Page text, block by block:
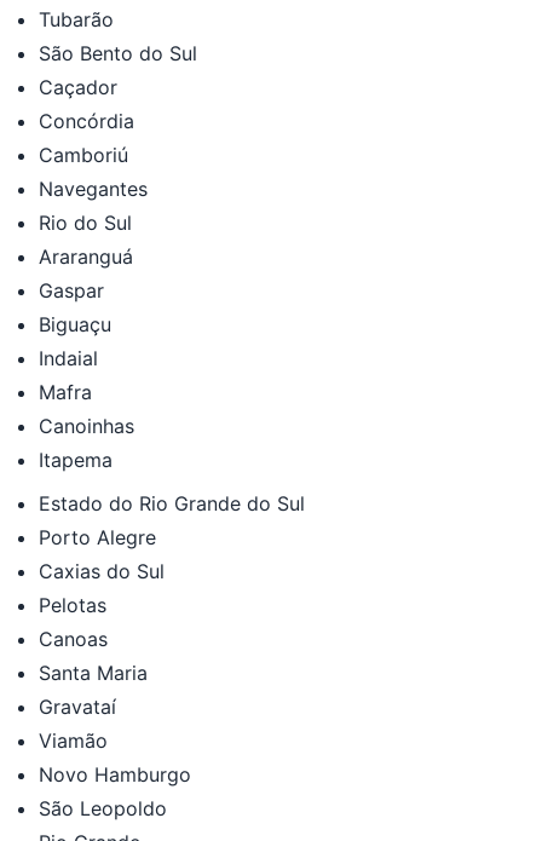
Tubarão
São Bento do Sul
Caçador
Concórdia
Camboriú
Navegantes
Rio do Sul
Araranguá
Gaspar
Biguaçu
Indaial
Mafra
Canoinhas
Itapema
Estado do Rio Grande do Sul
Porto Alegre
Caxias do Sul
Pelotas
Canoas
Santa Maria
Gravataí
Viamão
Novo Hamburgo
São Leopoldo